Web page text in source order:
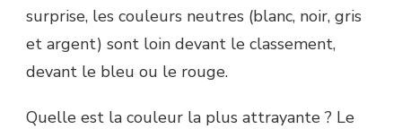
surprise, les couleurs neutres (blanc, noir, gris
et argent) sont loin devant le classement,
devant le bleu ou le rouge.
Quelle est la couleur la plus attrayante ? Le